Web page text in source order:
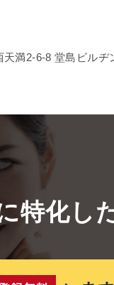
天満2-6-8 堂島ビルヂ
特化し